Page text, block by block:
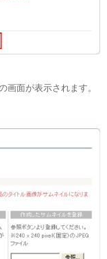
面が表示されます。